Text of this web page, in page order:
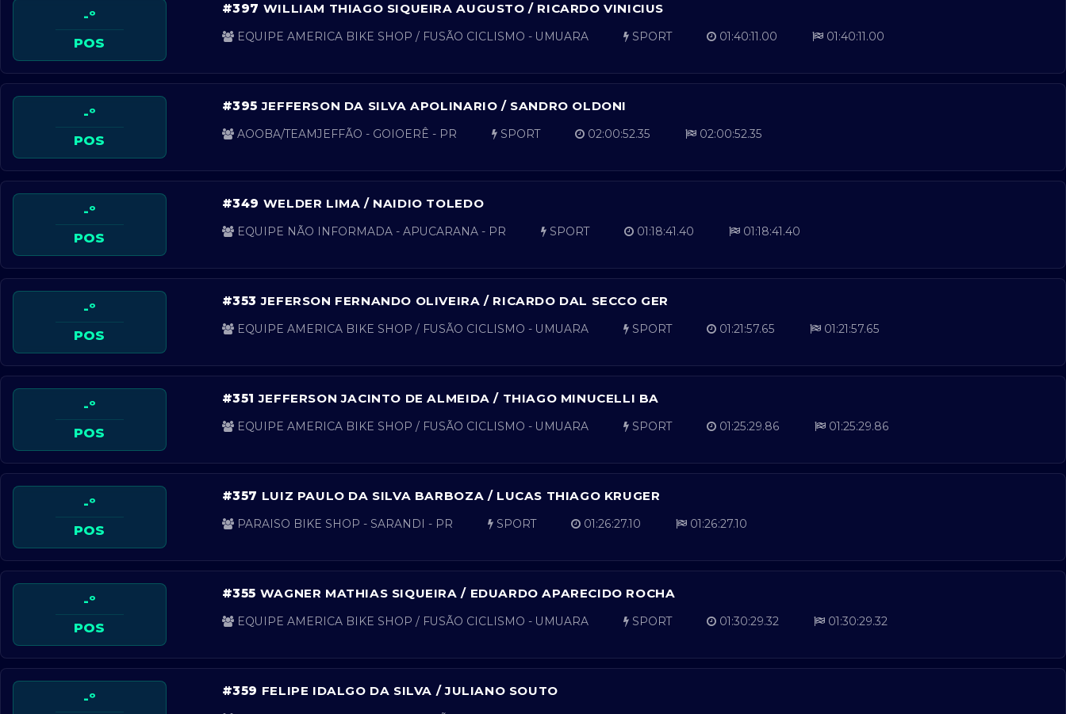
-º
POS
#397 WILLIAM THIAGO SIQUEIRA AUGUSTO / RICARDO VINICIUS
EQUIPE AMERICA BIKE SHOP / FUSÃO CICLISMO - UMUARA SPORT 01:40:11.00 01:40:11.00
-º
POS
#395JEFFERSON DA SILVA APOLINARIO / SANDRO OLDONI
AOOBA/TEAMJEFFÃO - GOIOERÊ - PR SPORT 02:00:52.35 02:00:52.35
-º
POS
#349 WELDER LIMA / NAIDIO TOLEDO
EQUIPE NÃO INFORMADA - APUCARANA - PR SPORT 01:18:41.40 01:18:41.40
-º
POS
#353JEFERSON FERNANDO OLIVEIRA / RICARDO DAL SECCO GER
EQUIPE AMERICA BIKE SHOP / FUSÃO CICLISMO - UMUARA SPORT 01:21:57.65 01:21:57.65
-º
POS
#351JEFFERSON JACINTO DE ALMEIDA / THIAGO MINUCELLI BA
EQUIPE AMERICA BIKE SHOP / FUSÃO CICLISMO - UMUARA SPORT 01:25:29.86 01:25:29.86
-º
POS
#357 LUIZ PAULO DA SILVA BARBOZA / LUCAS THIAGO KRUGER
PARAISO BIKE SHOP - SARANDI - PR SPORT 01:26:27.10 01:26:27.10
-º
POS
#355 WAGNER MATHIAS SIQUEIRA / EDUARDO APARECIDO ROCHA
EQUIPE AMERICA BIKE SHOP / FUSÃO CICLISMO - UMUARA SPORT 01:30:29.32 01:30:29.32
-º #359 FELIPE IDALGO DA SILVA / JULIANO SOUTO